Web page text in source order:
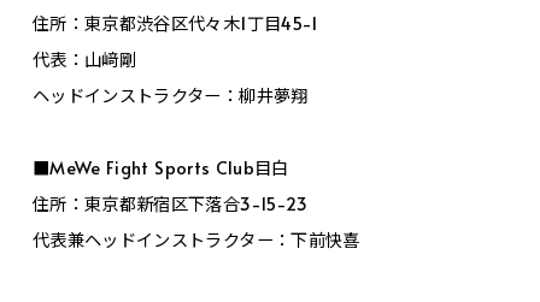
住所：東京都渋谷区代々木1丁目45-1
代表：山﨑剛
ヘッドインストラクター：柳井夢翔
■MeWe Fight Sports Club目白
住所：東京都新宿区下落合3-15-23
代表兼ヘッドインストラクター：下前快喜